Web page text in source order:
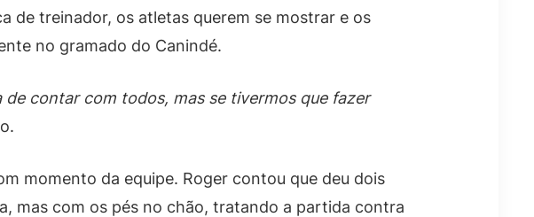
de treinador, os atletas querem se mostrar e os
no gramado do Canindé.
de contar com todos, mas se tivermos que fazer
momento da equipe. Roger contou que deu dois
mas com os pés no chão, tratando a partida contra